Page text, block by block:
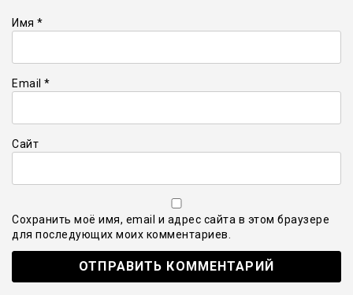
Имя *
Email *
Сайт
Сохранить моё имя, email и адрес сайта в этом браузере
для последующих моих комментариев.